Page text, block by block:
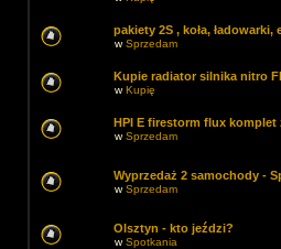
pakiety 2S , koła, ładowarki,
wSprzedam
Kupie radiator silnika nitro
wKupię
HPI E firestorm flux komplet
wSprzedam
Wyprzedaż 2 samochody -
wSprzedam
Olsztyn - kto jeździ?
wSpotkania